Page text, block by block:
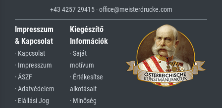
+43 4257 29415 · office@meisterdrucke.com
Impresszum
& Kapcsolat
· Kapcsolat
· Impresszum
· ÁSZF
· Adatvédelem
· Elállási Jog
Kiegészítő
Információk
· Saját
motívum
· Értékesítse
alkotásait
· Minőség